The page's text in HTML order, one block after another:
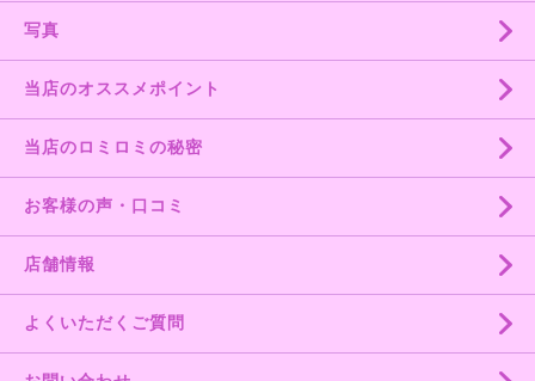
写真
当店のオススメポイント
当店のロミロミの秘密
お客様の声・口コミ
店舗情報
よくいただくご質問